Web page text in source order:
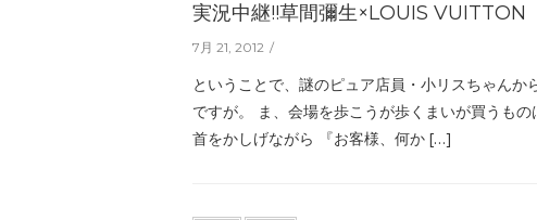
実況中継!!草間彌生×LOUIS
7月 21, 2012
ということで、謎のピュア店員・小リスちゃん
ですが。 ま、会場を歩こうが歩くまいが買うも
首をかしげながら 『お客様、何か […]